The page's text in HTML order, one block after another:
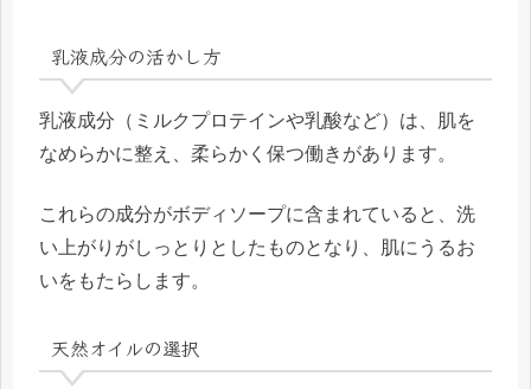
乳液成分の活かし方
乳液成分（ミルクプロテインや乳酸など）は、肌を
なめらかに整え、柔らかく保つ働きがあります。
これらの成分がボディソープに含まれていると、洗
い上がりがしっとりとしたものとなり、肌にうるお
いをもたらします。
天然オイルの選択